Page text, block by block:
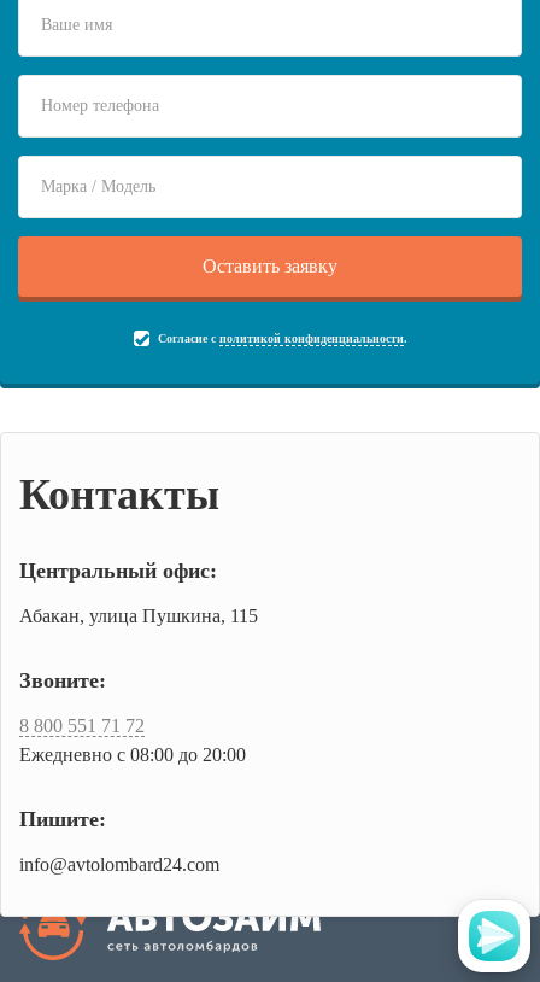
Согласие с политикой конфиденциальности.
Контакты
Центральный офис:
Абакан, улица Пушкина, 115
Звоните:
8 800 551 71 72
Ежедневно с 08:00 до 20:00
Пишите:
info@avtolombard24.com